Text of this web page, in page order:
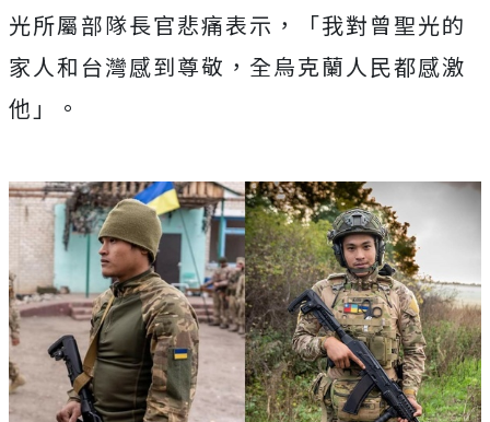
光所屬部隊長官悲痛表示，「我對曾聖光的
家人和台灣感到尊敬，全烏克蘭人民都感激
他」。